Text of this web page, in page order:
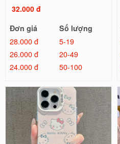
32.000 đ
Đơn giá
Số lượng
28.000 đ
5-19
26.000 đ
20-49
24.000 đ
50-100